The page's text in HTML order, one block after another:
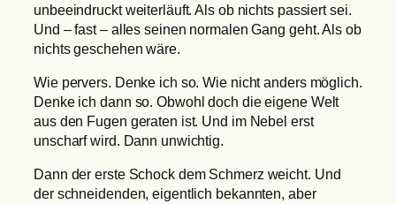
unbeeindruckt weiterläuft. Als ob nichts passiert sei.
Und – fast – alles seinen normalen Gang geht. Als ob
nichts geschehen wäre.
Wie pervers. Denke ich so. Wie nicht anders möglich.
Denke ich dann so. Obwohl doch die eigene Welt
aus den Fugen geraten ist. Und im Nebel erst
unscharf wird. Dann unwichtig.
Dann der erste Schock dem Schmerz weicht. Und
der schneidenden, eigentlich bekannten, aber